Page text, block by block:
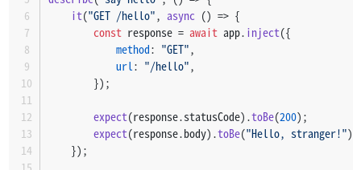
it("GET /hello", async () => {
const response = await app. inject({
method: "GET",
url: "/hello",
        });
expect(response.statusCode).toBe(200);
expect(response.body).toBe("Hello, stranger!");
    });